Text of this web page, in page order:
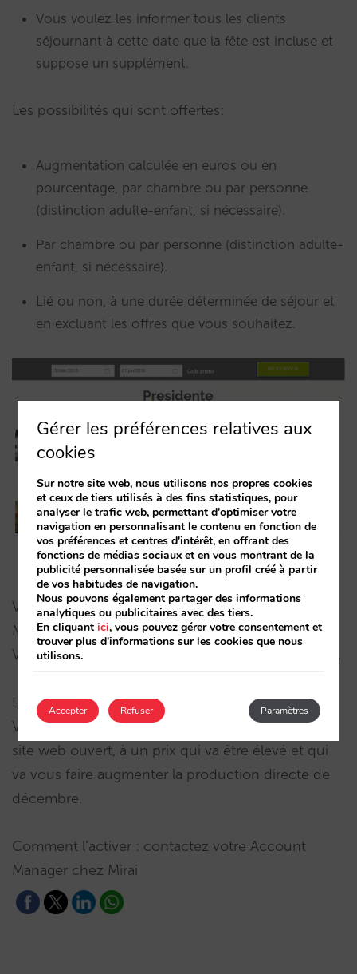
Vous voulez les informer tous les clients
séjournant à cette date que la fête est incluse et
suppose un supplément.
Les possibilités qui sont offertes:
Augmentation calculée en euros ou en
pourcentage, par chambre ou par personne
(distinction adulte-enfant, si nécessaire).
Par chambre ou par personne (distinction adulte-
enfant, si nécessaire).
Lié ou non, à une durée déterminée de séjour et
en excluant les offres que vous souhaitez.
Vous n’utilisiez pas ce concept? Pensez-y.
Maintenant vous pouvez le faire sur votre site.
Vous avez une opportunité rapidement pour Noël.
Les autres canaux ne permettent pas de le faire.
Vous avez la possibilité de laisser seulement votre
site web ouvert, à un prix qui va être élevé et qui
va vous faire augmenter la production directe de
décembre.
Comment l’activer : contactez votre Account
Manager chez Mirai
Gérer les préférences relatives aux
cookies
Sur notre site web, nous utilisons nos propres cookies
et ceux de tiers utilisés à des fins statistiques, pour
analyser le trafic web, permettant d'optimiser votre
navigation en personnalisant le contenu en fonction de
vos préférences et centres d'intérêt, en offrant des
fonctions de médias sociaux et en vous montrant de la
publicité personnalisée basée sur un profil créé à partir
de vos habitudes de navigation.
Nous pouvons également partager des informations
analytiques ou publicitaires avec des tiers.
En cliquantici, vous pouvez gérer votre consentement et
trouver plus d'informations sur les cookies que nous
utilisons.
Accepter Paramètres
Refuser